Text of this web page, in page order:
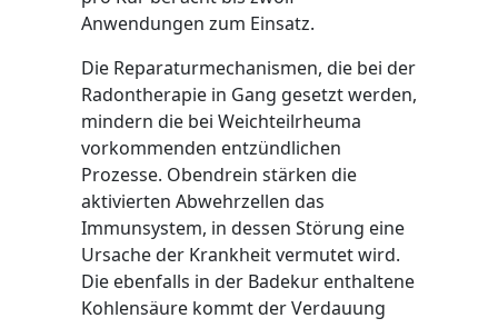
Anwendungen zum Einsatz.
Die Reparaturmechanismen, die bei der
Radontherapie in Gang gesetzt werden,
mindern die bei Weichteilrheuma
vorkommenden entzündlichen
Prozesse. Obendrein stärken die
aktivierten Abwehrzellen das
Immunsystem, in dessen Störung eine
Ursache der Krankheit vermutet wird.
Die ebenfalls in der Badekur enthaltene
Kohlensäure kommt der Verdauung